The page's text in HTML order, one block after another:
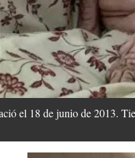
el 18 de junio de 2013.